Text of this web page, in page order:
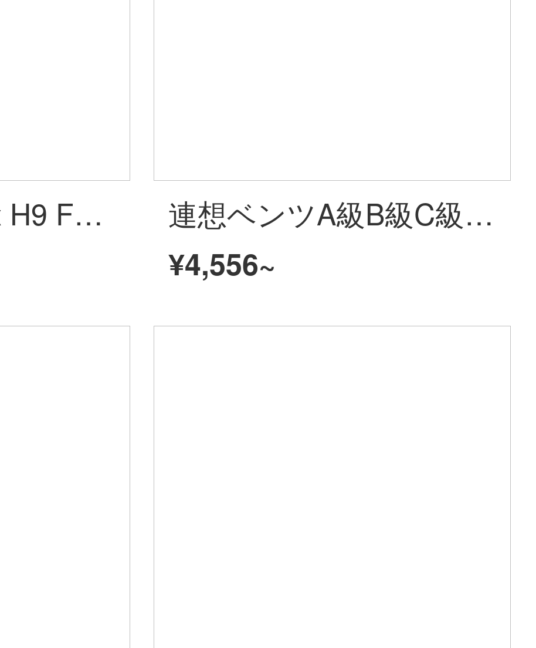
哈弗21款H6max H9 F7X f7長城炮大狗長城魏派VV5VV6VV7専用ハイビジョン非表示ドライブレコーダー 前镜头记录仪+64G内存卡 連想ベンツA級B級C級E級R級GLOC CLA GLA CLS smart専用配線无料イントストレーバーDAハービィベンツ専用アップグレード版1600 P超リスト前レンズ本体にメモリカードがない
¥4,556~